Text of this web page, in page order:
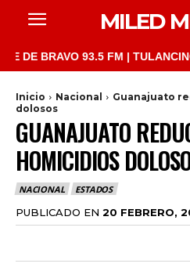
MILED
93.5 FM | TULANCINGO
Inicio Nacional
Guanajuato
dolosos
GUANAJUATO
HOMICIDIOS
NACIONAL ESTADOS
PUBLICADO EN 20 FEBRERO,